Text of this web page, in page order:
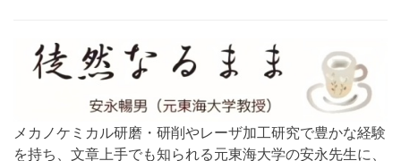
メカノケミカル研磨・研削やレーザ加工研究で豊かな経験
を持ち、文章上手でも知られる元東海大学の安永先生に、